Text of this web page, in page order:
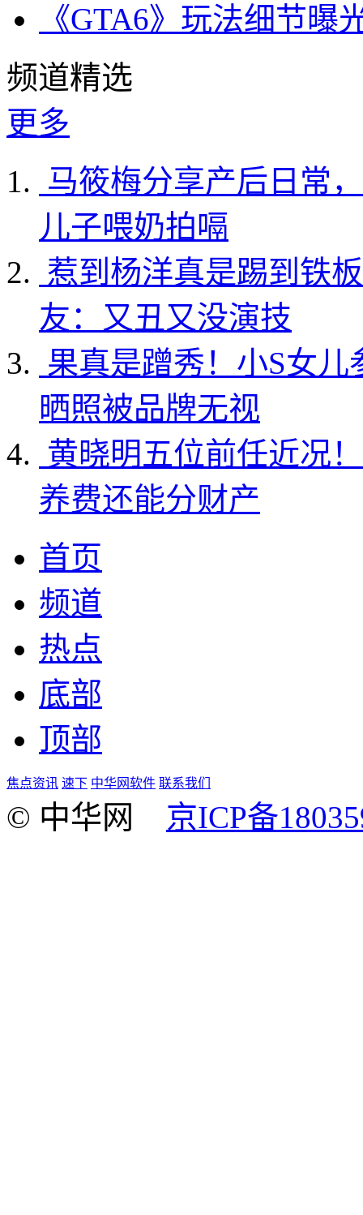
《GTA6》玩法细节
频道精选
更多
马筱梅分享产后日常
儿子喂奶拍嗝
惹到杨洋真是踢到铁
友：又丑又没演技
果真是蹭秀！小S女
晒照被品牌无视
黄晓明五位前任近况
养费还能分财产
首页
频道
热点
底部
顶部
焦点资讯 速下 中华网软件 联系我们
© 中华网 京ICP备